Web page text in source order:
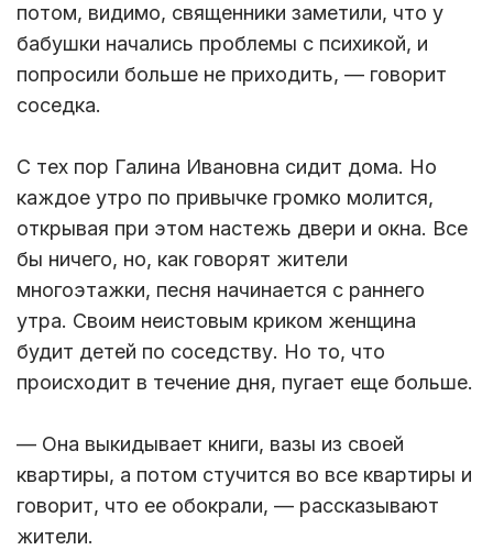
потом, видимо, священники заметили, что у
бабушки начались проблемы с психикой, и
попросили больше не приходить, — говорит
соседка.
С тех пор Галина Ивановна сидит дома. Но
каждое утро по привычке громко молится,
открывая при этом настежь двери и окна. Все
бы ничего, но, как говорят жители
многоэтажки, песня начинается с раннего
утра. Своим неистовым криком женщина
будит детей по соседству. Но то, что
происходит в течение дня, пугает еще больше.
— Она выкидывает книги, вазы из своей
квартиры, а потом стучится во все квартиры и
говорит, что ее обокрали, — рассказывают
жители.